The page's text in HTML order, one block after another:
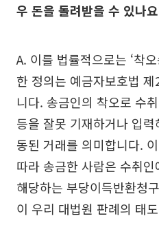
우 돈을 돌려받을 수 있나
A. 이를 법률적으로는 ‘착
한 정의는 예금자보호법
니다. 송금인의 착오로 수
등을 잘못 기재하거나 입
동된 거래를 의미합니다.
따라 송금한 사람은 수취
해당하는 부당이득반환청
이 우리 대법원 판례의 태